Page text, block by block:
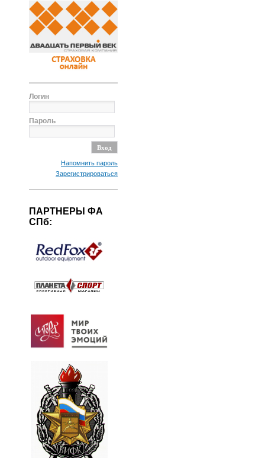
Логин
Пароль
Напомнить пароль
Зарегистрироваться
ПАРТНЕРЫ ФА
СПб: